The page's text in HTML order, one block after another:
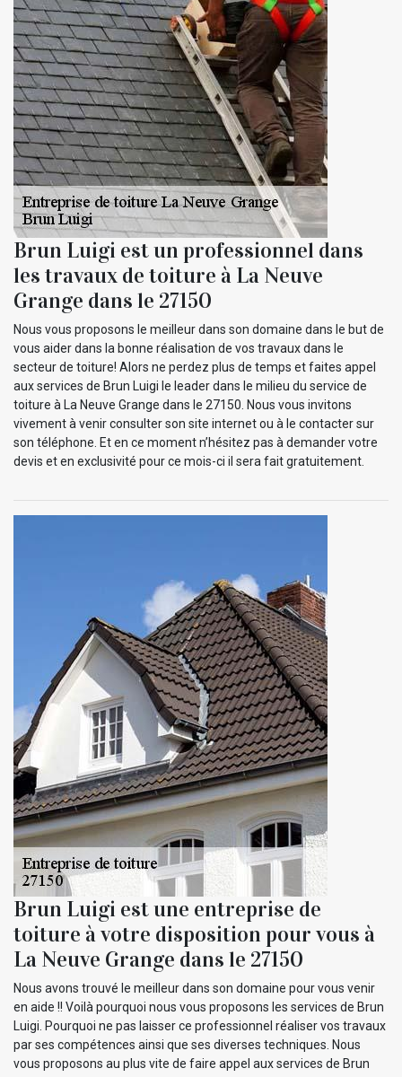
Brun Luigi est un professionnel dans
les travaux de toiture à La Neuve
Grange dans le 27150
Nous vous proposons le meilleur dans son domaine dans le but de
vous aider dans la bonne réalisation de vos travaux dans le
secteur de toiture! Alors ne perdez plus de temps et faites appel
aux services de Brun Luigi le leader dans le milieu du service de
toiture à La Neuve Grange dans le 27150. Nous vous invitons
vivement à venir consulter son site internet ou à le contacter sur
son téléphone. Et en ce moment n’hésitez pas à demander votre
devis et en exclusivité pour ce mois-ci il sera fait gratuitement.
Brun Luigi est une entreprise de
toiture à votre disposition pour vous à
La Neuve Grange dans le 27150
Nous avons trouvé le meilleur dans son domaine pour vous venir
en aide !! Voilà pourquoi nous vous proposons les services de Brun
Luigi. Pourquoi ne pas laisser ce professionnel réaliser vos travaux
par ses compétences ainsi que ses diverses techniques. Nous
vous proposons au plus vite de faire appel aux services de Brun